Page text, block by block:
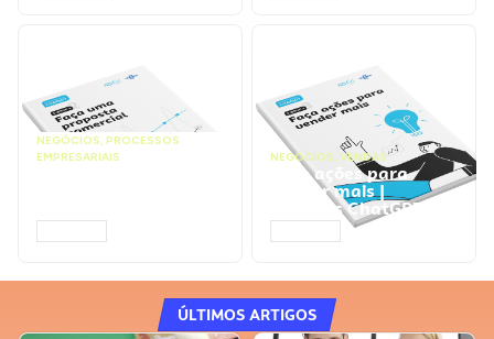
NEGÓCIOS, PROCESSOS
EMPRESARIAIS
NEGÓCIOS, VENDAS
Faça ações para
vender mais |
Prompts ChatGPT
ÚLTIMOS ARTIGOS